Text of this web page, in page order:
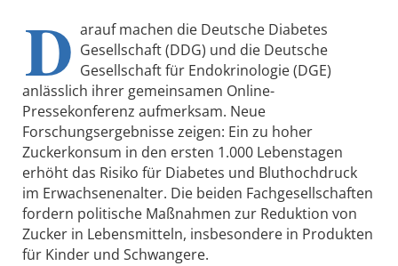
D arauf machen die Deutsche Diabetes
Gesellschaft (DDG) und die Deutsche
Gesellschaft für Endokrinologie (DGE)
anlässlich ihrer gemeinsamen Online-
Pressekonferenz aufmerksam. Neue
Forschungsergebnisse zeigen: Ein zu hoher
Zuckerkonsum in den ersten 1.000 Lebenstagen
erhöht das Risiko für Diabetes und Bluthochdruck
im Erwachsenenalter. Die beiden Fachgesellschaften
fordern politische Maßnahmen zur Reduktion von
Zucker in Lebensmitteln, insbesondere in Produkten
für Kinder und Schwangere.